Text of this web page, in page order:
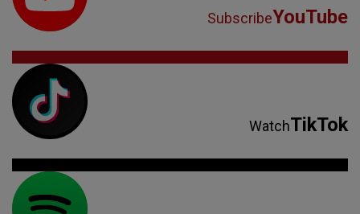
SubscribeYouTube
WatchTikTok